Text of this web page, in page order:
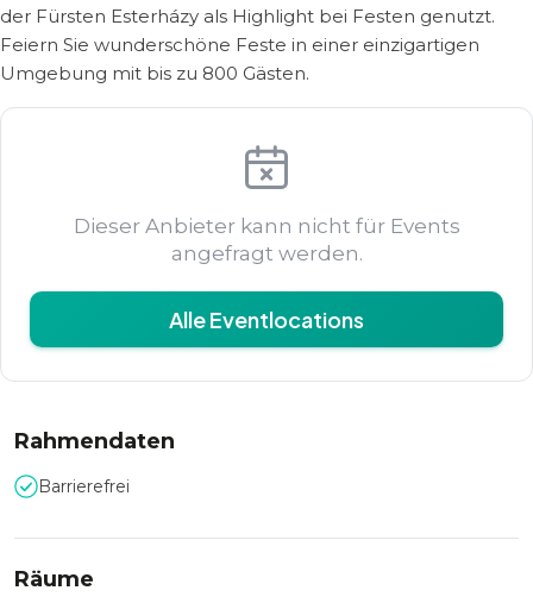
der Fürsten Esterházy als Highlight bei Festen genutzt.
Feiern Sie wunderschöne Feste in einer einzigartigen
Umgebung mit bis zu 800 Gästen.
Dieser Anbieter kann nicht für Events
angefragt werden.
Alle Eventlocations
Rahmendaten
Barrierefrei
Räume